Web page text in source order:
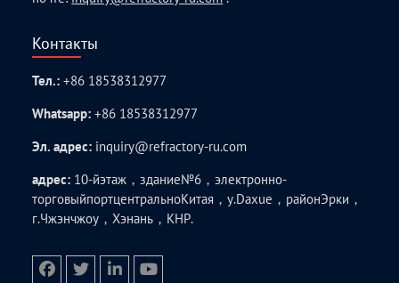
Контакты
Тел.:+86 18538312977
Whatsapp:+86 18538312977
Эл. адрес: inquiry@refractory-ru.com
адрес: 10-йэтаж，здание№6，электронно-
торговыйпортцентральноКитая，у.Daxue，районЭрки，
г.Чжэнчжоу，Хэнань，КНР.